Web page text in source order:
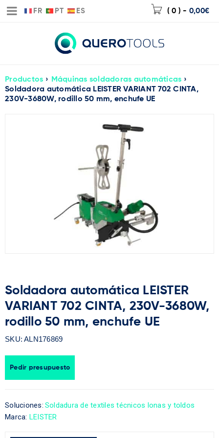
FR PT ES ( 0 ) - 0,00€
Productos › Máquinas soldadoras automáticas ›
Soldadora automática LEISTER VARIANT 702 CINTA,
230V-3680W, rodillo 50 mm, enchufe UE
Soldadora automática LEISTER
VARIANT 702 CINTA, 230V-3680W,
rodillo 50 mm, enchufe UE
SKU: ALN176869
Pedir presupuesto
Soluciones: Soldadura de textiles técnicos lonas y toldos
Marca: LEISTER